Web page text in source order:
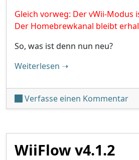
Gleich vorweg: Der vWii-Modus
Der Homebrewkanal bleibt
So, was ist denn nun neu?
Weiterlesen "Wii U
➝
Verfasse einen Kommentar
WiiFlow v4.1.2